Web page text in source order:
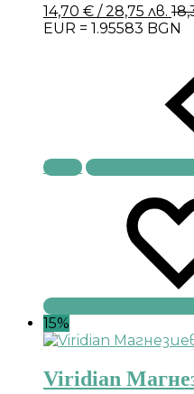
14,70 € / 28,75 лв.
EUR = 1.95583 BGN
Купи
15%
Viridian